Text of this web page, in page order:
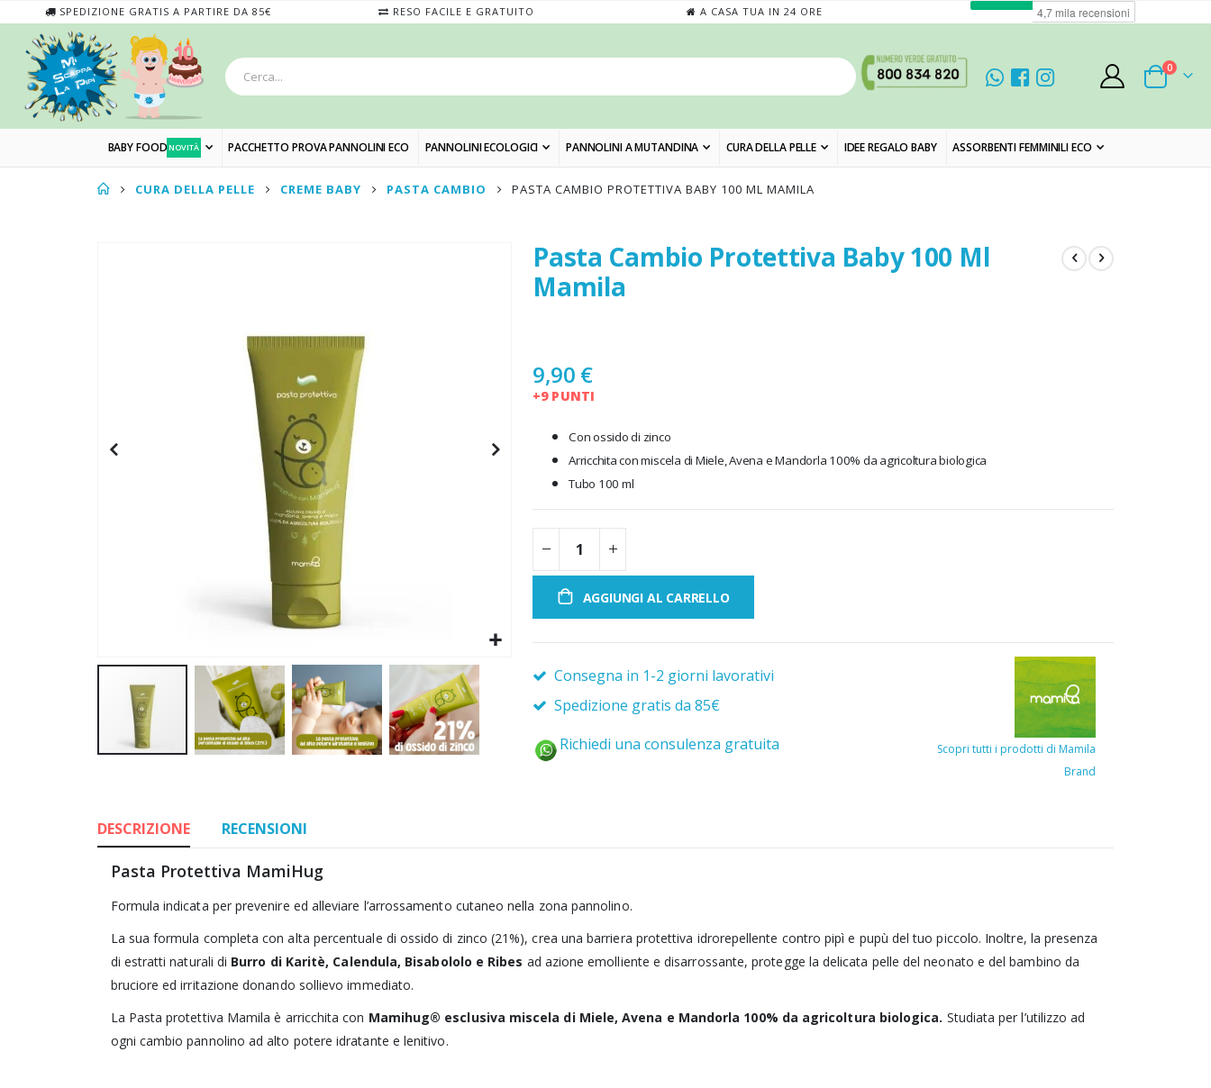
SPEDIZIONE GRATIS A PARTIRE DA 85€ RESO FACILE E GRATUITO A CASA TUA IN 24 ORE
Cart
0elementi
BABY FOODNOVITÀ PACCHETTO PROVA PANNOLINI ECO PANNOLINI ECOLOGICI PANNOLINI A MUTANDINA CURA DELLA PELLE IDEE REGALO BABY ASSORBENTI FEMMINILI ECO
CURA DELLA PELLE CREME BABY PASTA CAMBIO PASTA CAMBIO PROTETTIVA BABY 100 ML MAMILA
images
gallery
Pasta Cambio Protettiva Baby 100 Ml
Mamila
9,90 €
+9 PUNTI
Con ossido di zinco
Arricchita con miscela di Miele, Avena e Mandorla 100% da agricoltura biologica
Tubo 100 ml
AGGIUNGI AL CARRELLO
Consegna in 1-2 giorni lavorativi
Spedizione gratis da 85€
Richiedi una consulenza gratuita
Scopri tutti i prodotti di Mamila
Brand
DESCRIZIONE
Pasta Protettiva MamiHug
Formula indicata per prevenire ed alleviare l’arrossamento cutaneo nella zona pannolino.
La sua formula completa con alta percentuale di ossido di zinco (21%), crea una barriera protettiva idrorepellente contro pipì e pupù del tuo piccolo. Inoltre, la presenza
di estratti naturali di Burro di Karitè, Calendula, Bisabololo e Ribes ad azione emolliente e disarrossante, protegge la delicata pelle del neonato e del bambino da
bruciore ed irritazione donando sollievo immediato.
La Pasta protettiva Mamila è arricchita con Mamihug® esclusiva miscela di Miele, Avena e Mandorla 100% da agricoltura biologica. Studiata per l’utilizzo ad
ogni cambio pannolino ad alto potere idratante e lenitivo.
RECENSIONI